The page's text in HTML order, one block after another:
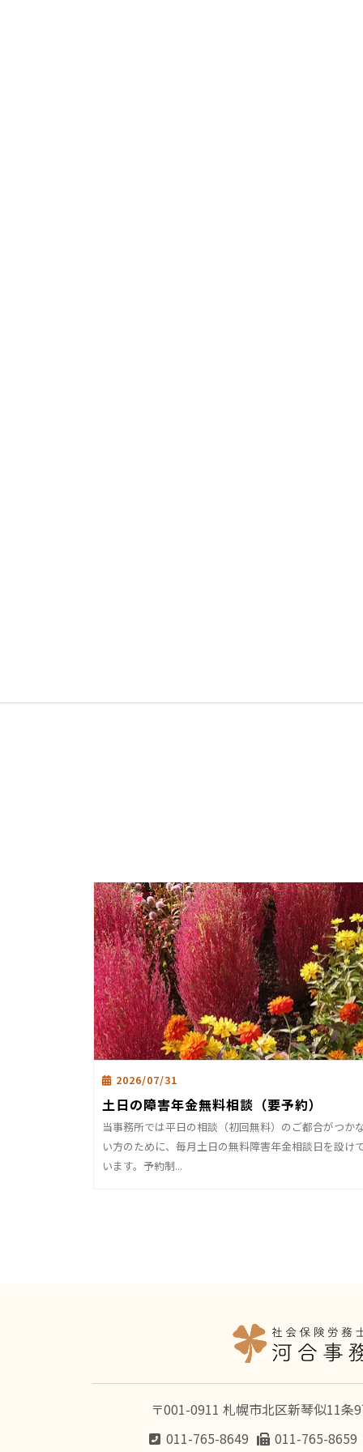
土日の障害年金無料相談（要予約）
2026/07/31
当事務所では平日の相談（初回無料）のご都合がつか
い方のために、毎月土日の無料障害年金相談日を設け
います。予約制...
〒001-0911 札幌市北区新琴似11条
011-765-8649 011-765-8659